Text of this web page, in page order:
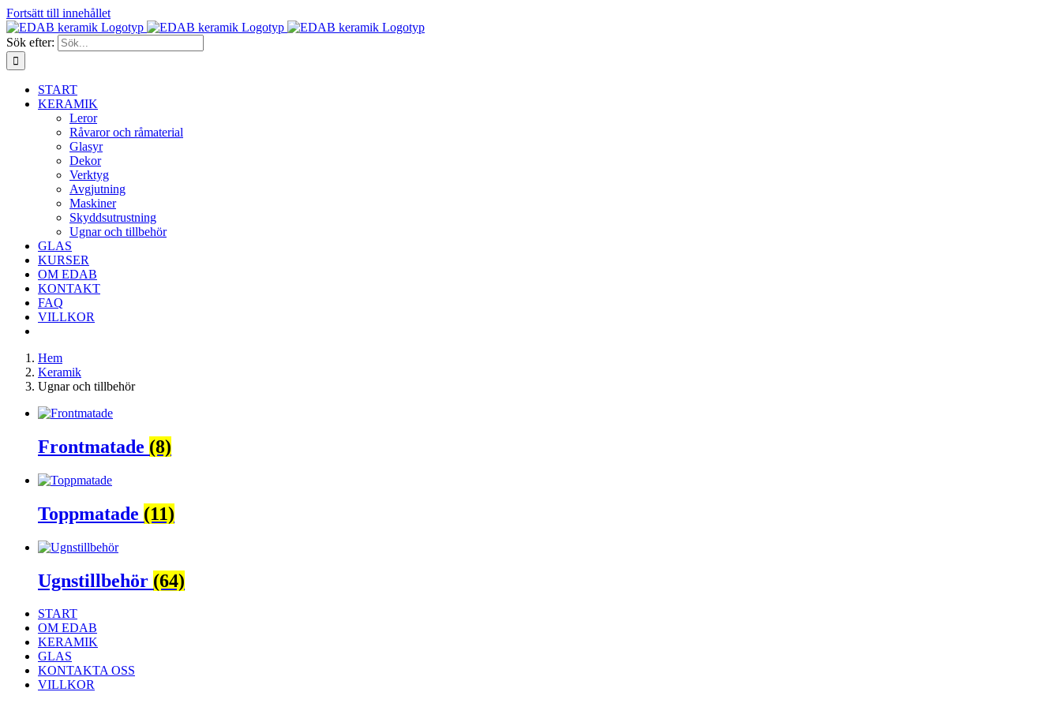
Fortsätt till innehållet
Sök efter:
START
KERAMIK
Leror
Råvaror och råmaterial
Glasyr
Dekor
Verktyg
Avgjutning
Maskiner
Skyddsutrustning
Ugnar och tillbehör
GLAS
KURSER
OM EDAB
KONTAKT
FAQ
VILLKOR
Hem
Keramik
Ugnar och tillbehör
Frontmatade (8)
Toppmatade (11)
Ugnstillbehör (64)
START
OM EDAB
KERAMIK
GLAS
KONTAKTA OSS
VILLKOR